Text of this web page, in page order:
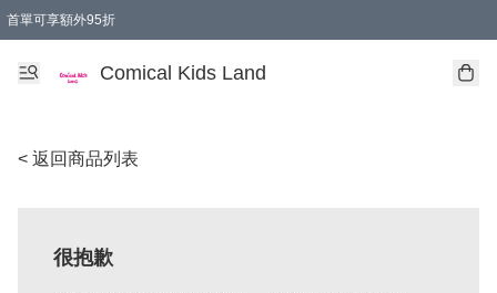
首單可享額外95折
Comical Kids Land
< 返回商品列表
很抱歉